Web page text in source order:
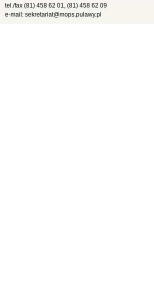
tel./fax (81) 458 62 01, (81) 458 62 09
e-mail: sekretariat@mops.pulawy.pl